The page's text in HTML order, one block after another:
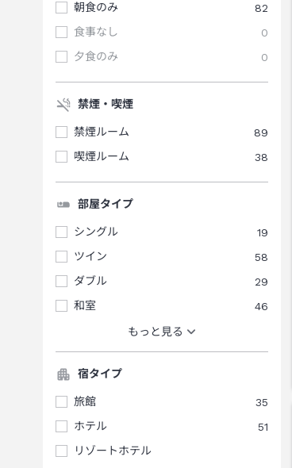
朝食のみ
82
食事なし
0
夕食のみ
0
禁煙・喫煙
禁煙ルーム
89
喫煙ルーム
38
部屋タイプ
シングル
19
ツイン
58
ダブル
29
和室
46
もっと見る
宿タイプ
旅館
35
ホテル
51
リゾートホテル